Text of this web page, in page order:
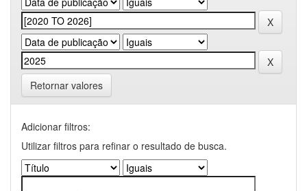
Retornar valores
Adicionar filtros:
Utilizar filtros para refinar o resultado de busca.